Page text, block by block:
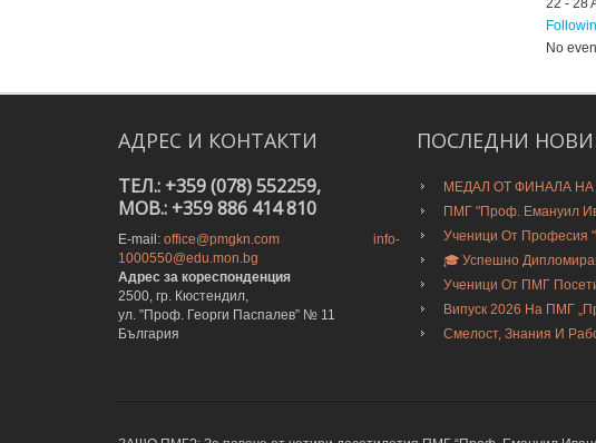
22 - 28
No
АДРЕС И КОНТАКТИ
ТЕЛ.: +359 (078) 552259,
MOB.: +359 886 414 810
E-mail: office@pmgkn.com
info-
1000550@edu.mon.bg
Адрес за кореспонденция
2500, гр. Кюстендил,
ул. ”Проф. Георги Паспалев” № 11
България
ПОСЛЕДНИ
МЕДАЛ ОТ ФИНАЛА НА
ПМГ "Проф. Емануил
Ученици От Професия
🎓 Успешно
Ученици От ПМГ
Випуск 2026 На ПМГ
Смелост, Знания И